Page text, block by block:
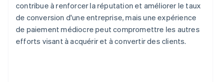
contribue à renforcer la réputation et améliorer le taux
de conversion d'une entreprise, mais une expérience
de paiement médiocre peut compromettre les autres
efforts visant à acquérir et à convertir des clients.